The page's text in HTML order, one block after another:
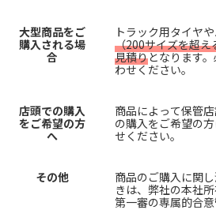
大型商品をご
購入される場
合
トラック用タイヤ
（200サイズを超え
見積りとなります
わせください。
店頭での購入
をご希望の方
へ
商品によって保管
の購入をご希望の
せください。
その他
商品のご購入に関
きは、弊社の本社
第一審の専属的合意